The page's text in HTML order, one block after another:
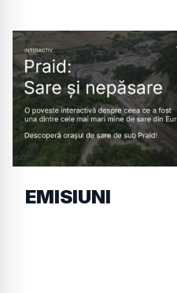
EMISIUNI